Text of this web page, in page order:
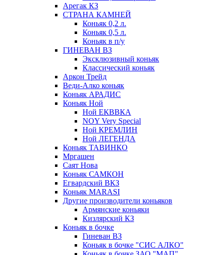
Арегак КЗ
СТРАНА КАМНЕЙ
Коньяк 0,2 л.
Коньяк 0,5 л.
Коньяк в п/у
ГИНЕВАН ВЗ
Эксклюзивный коньяк
Классический коньяк
Аркон Трейд
Веди-Алко коньяк
Коньяк АРАДИС
Коньяк Ной
Ной ЕКВВКА
NOY Very Special
Ной КРЕМЛИН
Ной ЛЕГЕНДА
Коньяк ТАВИНКО
Мргашен
Саят Нова
Коньяк САМКОН
Егвардский ВКЗ
Коньяк MARASI
Другие производители коньяков
Армянские коньяки
Кизлярский КЗ
Коньяк в бочке
Гиневан ВЗ
Коньяк в бочке "СИС АЛКО"